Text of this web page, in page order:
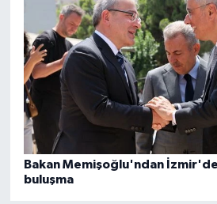
Bakan Memişoğlu'ndan
buluşma